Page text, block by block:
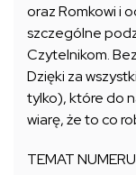
oraz Romkowi i
szczególne
Czytelnikom.
Dzięki za
tylko), które do
wiarę, że to co
TEMAT NUMERU